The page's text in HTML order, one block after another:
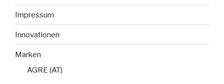
Impressum
Innovationen
Marken
AGRE (AT)